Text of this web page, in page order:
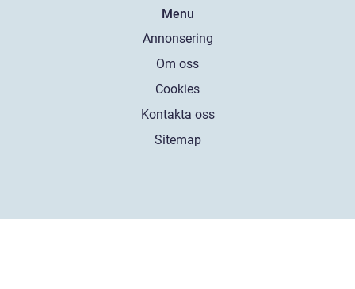
Menu
Annonsering
Om oss
Cookies
Kontakta oss
Sitemap